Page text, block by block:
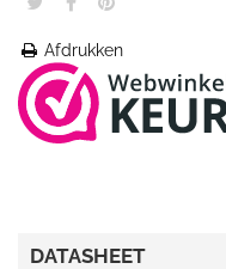
Afdrukken
DATASHEET